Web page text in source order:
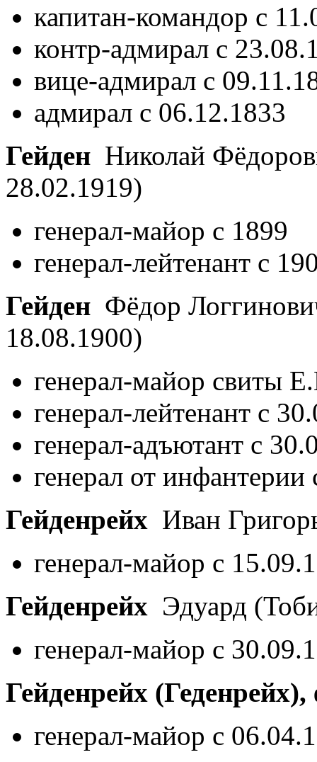
капитан-командор с
контр-адмирал с
вице-адмирал с
адмирал с 06.12.1833
Гейден Николай
28.02.1919)
генерал-майор с 1899
генерал-лейтенант с
Гейден Фёдор
18.08.1900)
генерал-майор свиты
генерал-лейтенант с
генерал-адъютант с
генерал от
Гейденрейх Иван
генерал-майор с
Гейденрейх Эдуард
генерал-майор с
Гейденрейх
генерал-майор с